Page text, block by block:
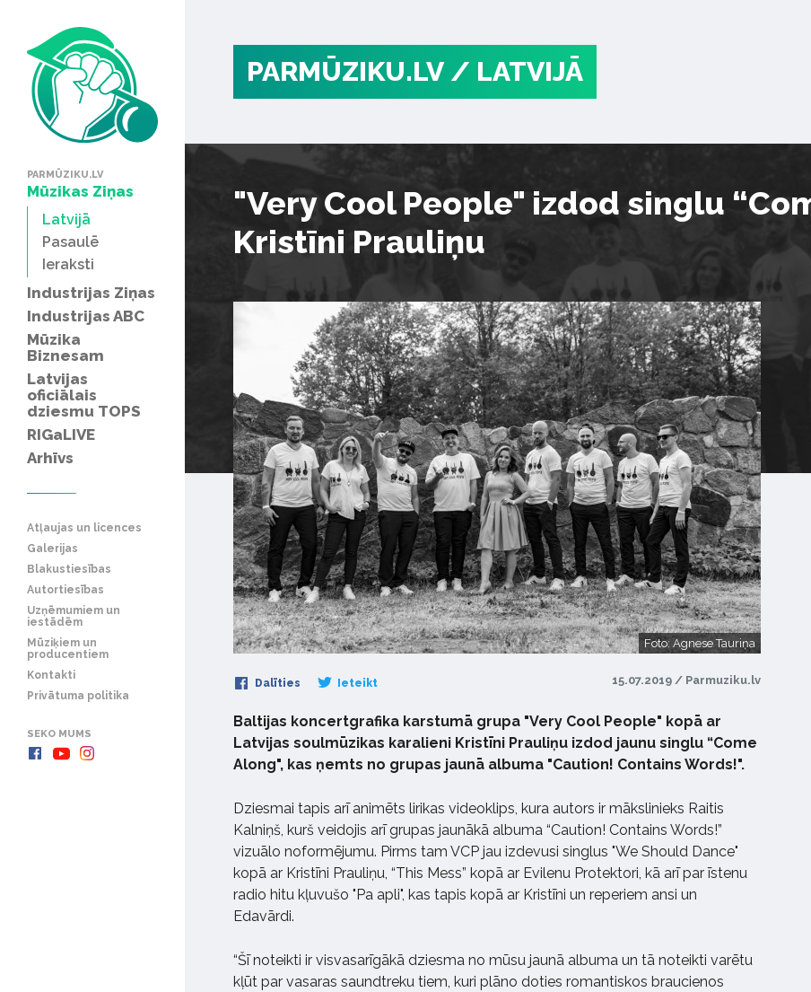
PARMŪZIKU.LV
Mūzikas Ziņas
Latvijā
Pasaulē
Ieraksti
Industrijas Ziņas
Industrijas ABC
Mūzika
Biznesam
Latvijas
oficiālais
dziesmu TOPS
RIGaLIVE
Arhīvs
Atļaujas un licences
Galerijas
Blakustiesības
Autortiesības
Uzņēmumiem un
iestādēm
Mūziķiem un
producentiem
Kontakti
Privātuma politika
SEKO MUMS
PARMŪZIKU.LV / LATVIJĀ
"Very Cool People" izdod singlu
Kristīni Prauliņu
Foto: Agnese Tauriņa
Dalīties Ieteikt 15.07.2019 / Parmuziku.lv
Baltijas koncertgrafika karstumā grupa "Very Cool People" kopā ar
Latvijas soulmūzikas karalieni Kristīni Prauliņu izdod jaunu singlu “Come
Along", kas ņemts no grupas jaunā albuma "Caution! Contains Words!".
Dziesmai tapis arī animēts lirikas videoklips, kura autors ir mākslinieks Raitis
Kalniņš, kurš veidojis arī grupas jaunākā albuma “Caution! Contains Words!”
vizuālo noformējumu. Pirms tam VCP jau izdevusi singlus "We Should Dance"
kopā ar Kristīni Prauliņu, “This Mess” kopā ar Evilenu Protektori, kā arī par īstenu
radio hitu kļuvušo "Pa apli", kas tapis kopā ar Kristīni un reperiem ansi un
Edavārdi.
“Šī noteikti ir visvasarīgākā dziesma no mūsu jaunā albuma un tā noteikti varētu
kļūt par vasaras saundtreku tiem, kuri plāno doties romantiskos braucienos